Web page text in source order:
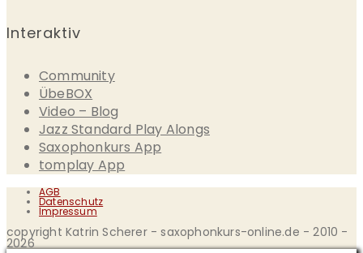
Interaktiv
Community
ÜbeBOX
Video – Blog
Jazz Standard Play Alongs
Saxophonkurs App
tomplay App
AGB
Datenschutz
Impressum
copyright Katrin Scherer - saxophonkurs-online.de - 2010 -
2026